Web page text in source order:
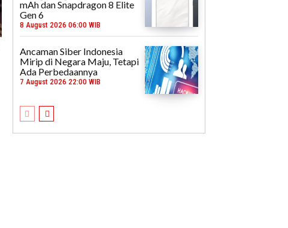
mAh dan Snapdragon 8 Elite
Gen 6
8 August 2026 06:00 WIB
Ancaman Siber Indonesia
Mirip di Negara Maju, Tetapi
Ada Perbedaannya
7 August 2026 22:00 WIB